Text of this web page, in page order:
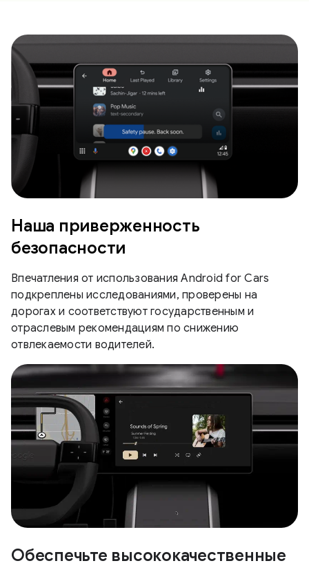
Наша приверженность
безопасности
Впечатления от использования Android for Cars
подкреплены исследованиями, проверены на
дорогах и соответствуют государственным и
отраслевым рекомендациям по снижению
отвлекаемости водителей.
Обеспечьте высококачественные